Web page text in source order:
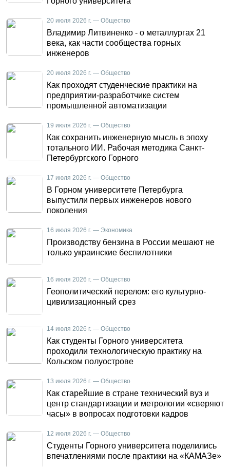
20 июля 2026 г. — Общество
Владимир Литвиненко - о металлургах 21
века, как части сообщества горных
инженеров
20 июля 2026 г. — Общество
Как проходят студенческие практики на
предприятии-разработчике систем
промышленной автоматизации
19 июля 2026 г. — Общество
Как сохранить инженерную мысль в эпоху
тотального ИИ. Рабочая методика Санкт-
Петербургского Горного
17 июля 2026 г. — Общество
В Горном университете Петербурга
выпустили первых инженеров нового
поколения
16 июля 2026 г. — Экономика
Производству бензина в России мешают не
только украинские беспилотники
16 июля 2026 г. — Общество
Геополитический перелом: его культурно-
цивилизационный срез
14 июля 2026 г. — Общество
Как студенты Горного университета
проходили технологическую практику на
Кольском полуострове
13 июля 2026 г. — Общество
Как старейшие в стране технический вуз и
центр стандартизации и метрологии «сверяют
часы» в вопросах подготовки кадров
12 июля 2026 г. — Общество
Студенты Горного университета поделились
впечатлениями после практики на «КАМАЗе»